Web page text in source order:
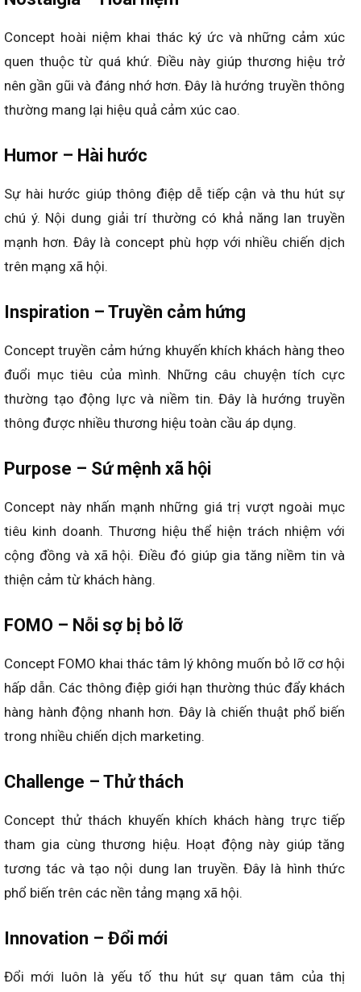
Concept hoài niệm khai thác ký ức và những cảm xúc
quen thuộc từ quá khứ. Điều này giúp thương hiệu trở
nên gần gũi và đáng nhớ hơn. Đây là hướng truyền thông
thường mang lại hiệu quả cảm xúc cao.
Humor – Hài hước
Sự hài hước giúp thông điệp dễ tiếp cận và thu hút sự
chú ý. Nội dung giải trí thường có khả năng lan truyền
mạnh hơn. Đây là concept phù hợp với nhiều chiến dịch
trên mạng xã hội.
Inspiration – Truyền cảm hứng
Concept truyền cảm hứng khuyến khích khách hàng theo
đuổi mục tiêu của mình. Những câu chuyện tích cực
thường tạo động lực và niềm tin. Đây là hướng truyền
thông được nhiều thương hiệu toàn cầu áp dụng.
Purpose – Sứ mệnh xã hội
Concept này nhấn mạnh những giá trị vượt ngoài mục
tiêu kinh doanh. Thương hiệu thể hiện trách nhiệm với
cộng đồng và xã hội. Điều đó giúp gia tăng niềm tin và
thiện cảm từ khách hàng.
FOMO – Nỗi sợ bị bỏ lỡ
Concept FOMO khai thác tâm lý không muốn bỏ lỡ cơ hội
hấp dẫn. Các thông điệp giới hạn thường thúc đẩy khách
hàng hành động nhanh hơn. Đây là chiến thuật phổ biến
trong nhiều chiến dịch marketing.
Challenge – Thử thách
Concept thử thách khuyến khích khách hàng trực tiếp
tham gia cùng thương hiệu. Hoạt động này giúp tăng
tương tác và tạo nội dung lan truyền. Đây là hình thức
phổ biến trên các nền tảng mạng xã hội.
Innovation – Đổi mới
Đổi mới luôn là yếu tố thu hút sự quan tâm của thị